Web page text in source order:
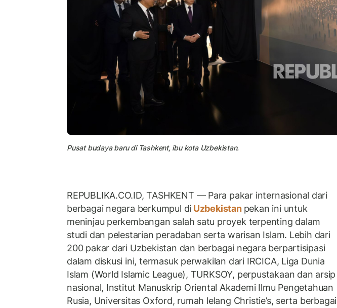
Pusat budaya baru di Tashkent, ibu kota Uzbekistan.
REPUBLIKA.CO.ID, TASHKENT — Para pakar internasional dari
berbagai negara berkumpul di Uzbekistan pekan ini untuk
meninjau perkembangan salah satu proyek terpenting dalam
studi dan pelestarian peradaban serta warisan Islam. Lebih dari
200 pakar dari Uzbekistan dan berbagai negara berpartisipasi
dalam diskusi ini, termasuk perwakilan dari IRCICA, Liga Dunia
Islam (World Islamic League), TURKSOY, perpustakaan dan arsip
nasional, Institut Manuskrip Oriental Akademi Ilmu Pengetahuan
Rusia, Universitas Oxford, rumah lelang Christie’s, serta berbagai